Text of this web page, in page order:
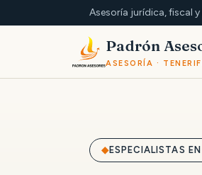
Asesoría jurídica, fiscal y
Padrón
ASESORÍA ·
ESPECIALISTAS